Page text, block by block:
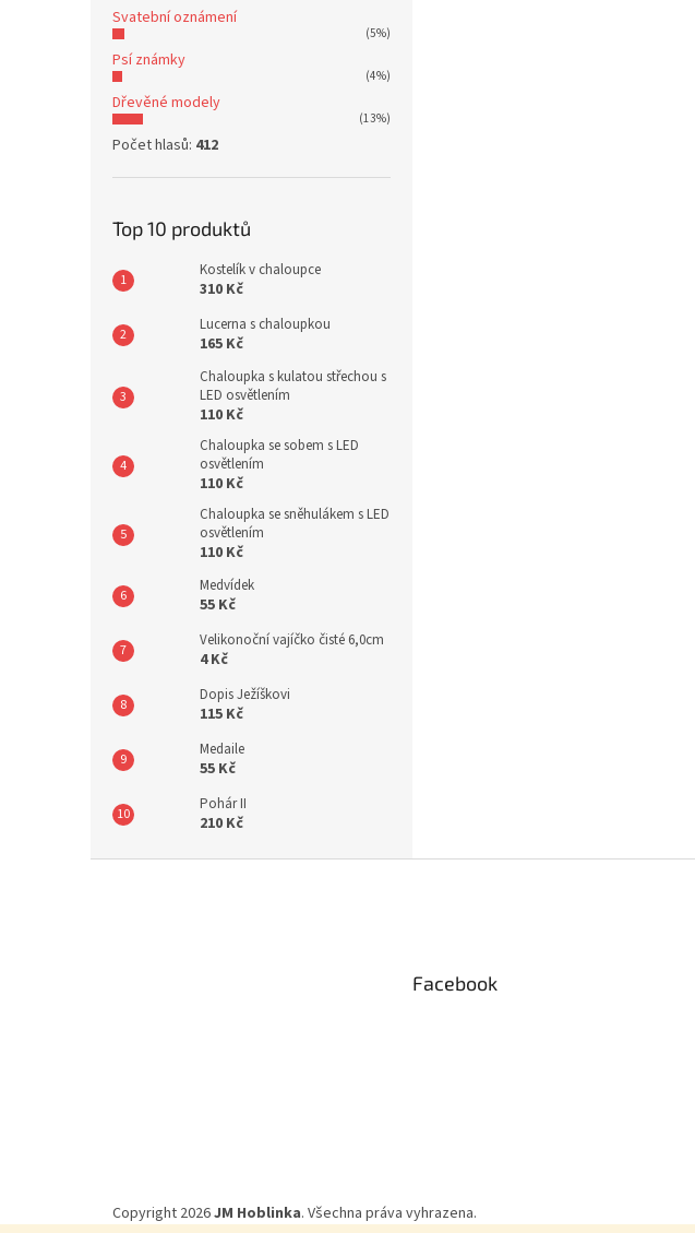
Svatební oznámení
(5%)
Psí známky
(4%)
Dřevěné modely
(13%)
Počet hlasů: 412
Top 10 produktů
Kostelík v chaloupce
310 Kč
Lucerna s chaloupkou
165 Kč
Chaloupka s kulatou střechou s
LED osvětlením
110 Kč
Chaloupka se sobem s LED
osvětlením
110 Kč
Chaloupka se sněhulákem s LED
osvětlením
110 Kč
Medvídek
55 Kč
Velikonoční vajíčko čisté 6,0cm
4 Kč
Dopis Ježíškovi
115 Kč
Medaile
55 Kč
Pohár II
210 Kč
Facebook
Copyright 2026JM Hoblinka. Všechna práva vyhrazena.